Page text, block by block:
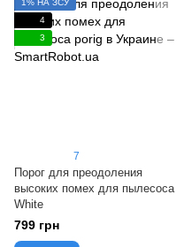
1% НА ЗСУ
4
3
7
Порог для преодоления
высоких помех для пылесоса
White
799 грн